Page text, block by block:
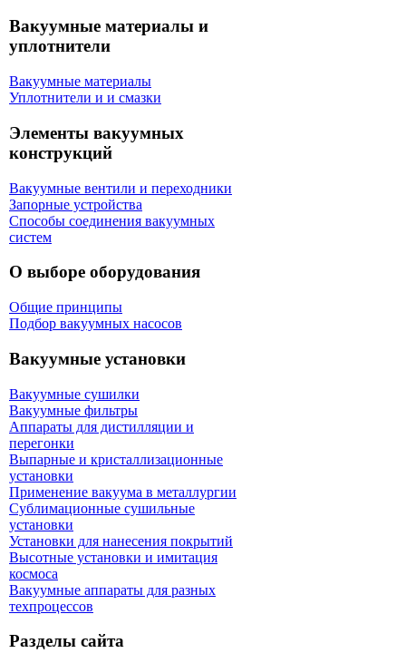
Вакуумные материалы и
уплотнители
Вакуумные материалы
Уплотнители и и смазки
Элементы вакуумных
конструкций
Вакуумные вентили и переходники
Запорные устройства
Способы соединения вакуумных
систем
О выборе оборудования
Общие принципы
Подбор вакуумных насосов
Вакуумные установки
Вакуумные сушилки
Вакуумные фильтры
Аппараты для дистилляции и
перегонки
Выпарные и кристаллизационные
установки
Применение вакуума в металлургии
Сублимационные сушильные
установки
Установки для нанесения покрытий
Высотные установки и имитация
космоса
Вакуумные аппараты для разных
техпроцессов
Разделы сайта